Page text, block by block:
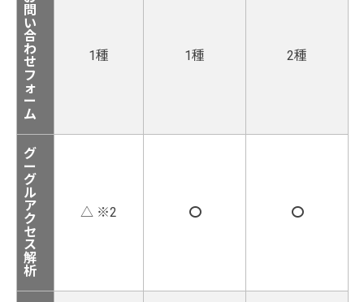
問
い
合
わ
せ
フ
ォ
ー
ム
1種 1種 2種
グ
ー
グ
ル
ア
ク
セ
ス
解
析
△ ※2 〇 〇